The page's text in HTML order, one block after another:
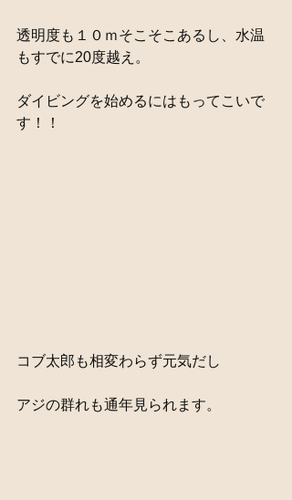
透明度も１０ｍそこそこあるし、水温
もすでに20度越え。
ダイビングを始めるにはもってこいで
す！！
コブ太郎も相変わらず元気だし
アジの群れも通年見られます。